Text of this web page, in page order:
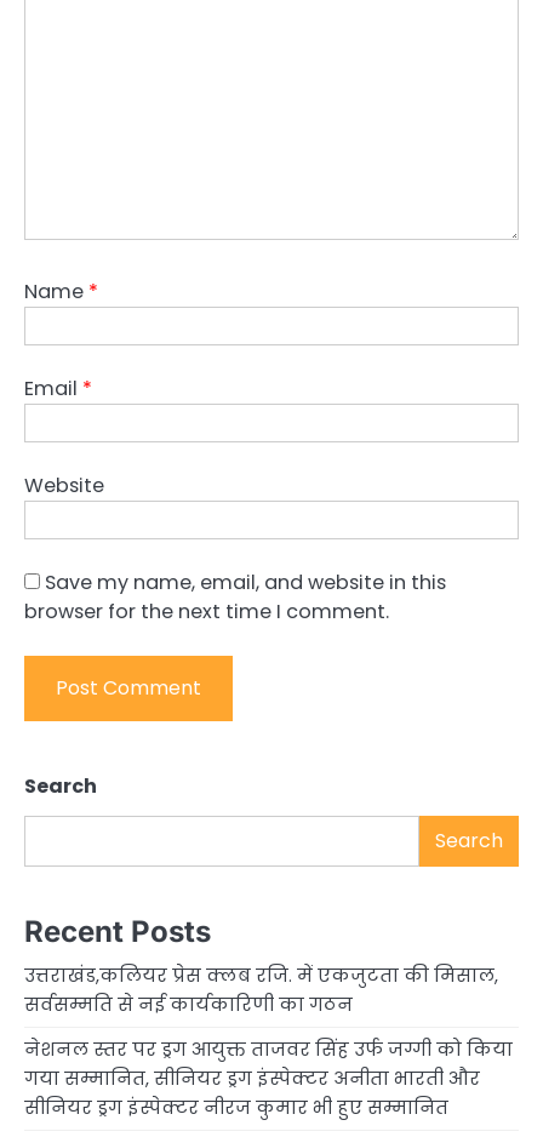
Name *
Email *
Website
Save my name, email, and website in this
browser for the next time I comment.
Search
Search
Recent Posts
उत्तराखंड,कलियर प्रेस क्लब रजि. में एकजुटता की मिसाल,
सर्वसम्मति से नई कार्यकारिणी का गठन
नेशनल स्तर पर ड्रग आयुक्त ताजवर सिंह उर्फ जग्गी को किया
गया सम्मानित, सीनियर ड्रग इंस्पेक्टर अनीता भारती और
सीनियर ड्रग इंस्पेक्टर नीरज कुमार भी हुए सम्मानित